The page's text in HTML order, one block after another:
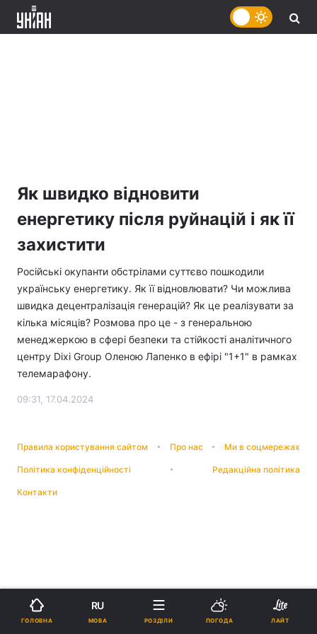
Як швидко відновити
енергетику після руйнацій і як її
захистити
Російські окупанти обстрілами суттєво пошкодили
українську енергетику. Як її відновлювати? Чи можлива
швидка децентралізація генерацій? Як це реалізувати за
кілька місяців? Розмова про це - з генеральною
менеджеркою в сфері безпеки та стійкості аналітичного
центру Dixi Group Оленою Лапенко в ефірі "1+1" в рамках
телемарафону.
09:31, 17.04.2024
Правила користування сайтом Про нас Ми в соцмережах
Політика конфіденційності Редакційна політика
Контакти
ГОЛОВНА
RU
МОВА РОЗДІЛИ ПОГОДА ЛАЙТ